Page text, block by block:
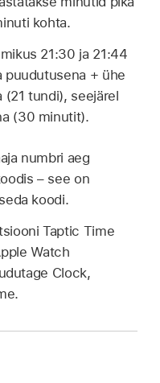
kohta.
21:30 ja 21:44
puudutusena + ühe
tundi), seejärel
(30 minutit).
numbri aeg
– see on
koodi.
Taptic Time
Watch
Clock,